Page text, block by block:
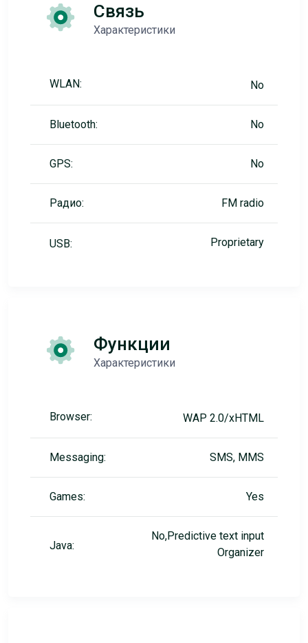
Связь
Характеристики
WLAN: No
Bluetooth: No
GPS: No
Радио: FM radio
USB: Proprietary
Функции
Характеристики
Browser: WAP 2.0/xHTML
Messaging: SMS, MMS
Games: Yes
Java:
No,Predictive text input
Organizer